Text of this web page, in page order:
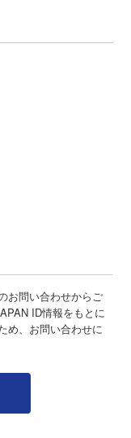
お問い合わせからご
ID情報をもとに
め、お問い合わせに